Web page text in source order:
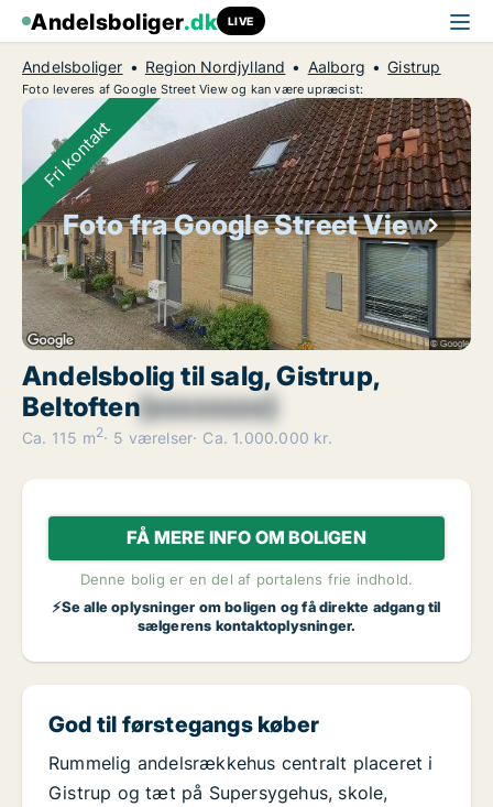
Andelsboliger.dk LIVE
Andelsboliger Region Nordjylland Aalborg Gistrup
Foto leveres af Google Street View og kan være upræcist:
Foto fra Google Street View
Fri kontakt
Andelsbolig til salg, Gistrup,
Beltoften[xxxxxxxx]
Ca. 115 m2 5 værelser Ca. 1.000.000 kr.
FÅ MERE INFO OM BOLIGEN
Denne bolig er en del af portalens frie indhold.
⚡Se alle oplysninger om boligen og få direkte adgang til
sælgerens kontaktoplysninger.
God til førstegangs køber
Rummelig andelsrækkehus centralt placeret i
Gistrup og tæt på Supersygehus, skole,